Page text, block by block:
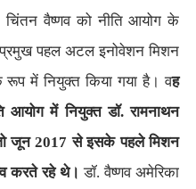
चिंतन वैष्णव को नीति आयोग के
प्रमुख पहल अटल इनोवेशन मिशन
में नियुक्त किया गया है। वह
आयोग में नियुक्त डॉ. रामनाथन
जून 2017 से इसके पहले मिशन
करते रहे थे। डॉ. वैष्णव अमेरिका